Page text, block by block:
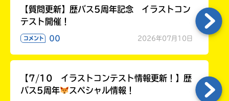
【質問更新】歴バス5周年記念 イラストコン
テスト開催！
コメント 00 2026年07月10日
【7/10 イラストコンテスト情報更新！】歴
バス5周年
スペシャル情報！